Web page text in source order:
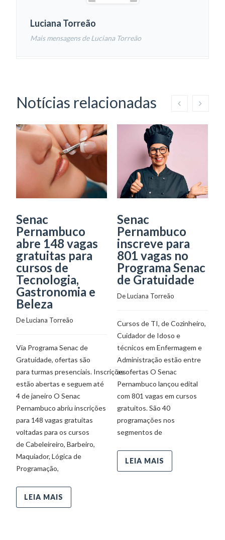
Luciana Torreão
Mais mensagens de Luciana Torreão
Notícias relacionadas
Senac
Pernambuco
abre 148 vagas
gratuitas para
cursos de
Tecnologia,
Gastronomia e
Beleza
De Luciana Torreão
Via Programa Senac de
Gratuidade, ofertas são
para turmas presenciais. Inscrições
estão abertas e seguem até
4 de janeiro O Senac
Pernambuco abriu inscrições
para 148 vagas gratuitas
voltadas para os cursos
de Cabeleireiro, Barbeiro,
Maquiador, Lógica de
Programação,
LEIA MAIS
Senac
Pernambuco
inscreve para
801 vagas no
Programa Senac
de Gratuidade
De Luciana Torreão
Cursos de TI, de Cozinheiro,
Cuidador de Idoso e
técnicos em Enfermagem e
Administração estão entre
as ofertas O Senac
Pernambuco lançou edital
com 801 vagas em cursos
gratuitos. São 40
programações nos
segmentos de
LEIA MAIS